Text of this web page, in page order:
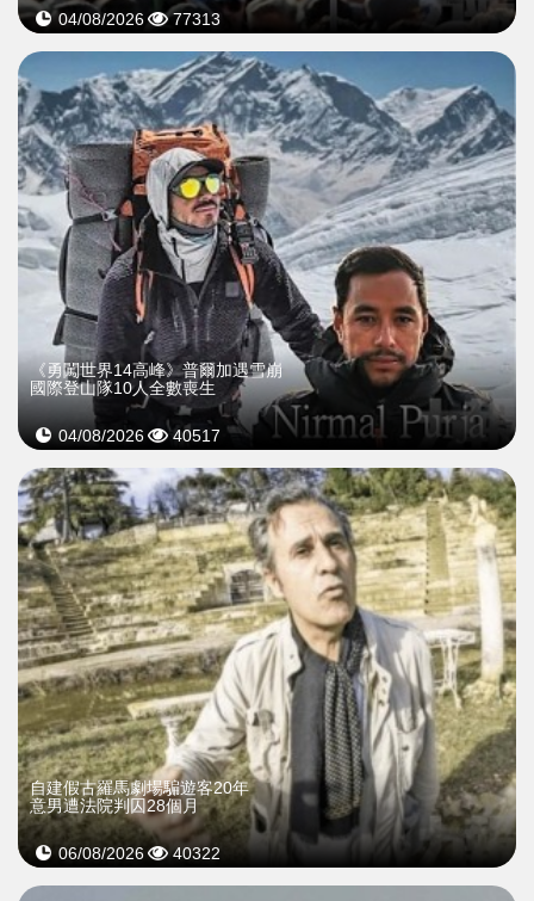
04/08/2026 77313
《勇闖世界14高峰》普爾加遇雪崩
國際登山隊10人全數喪生
04/08/2026 40517
自建假古羅馬劇場騙遊客20年
意男遭法院判囚28個月
06/08/2026 40322